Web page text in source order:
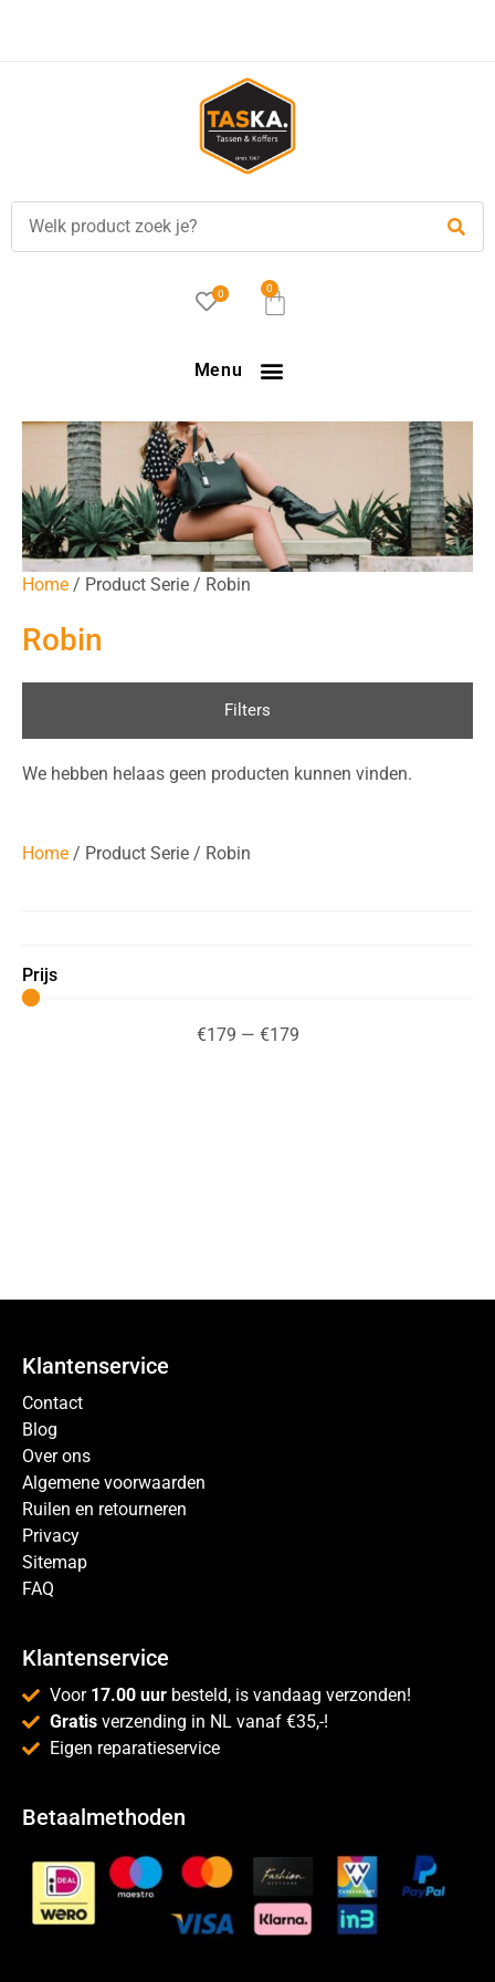
besteld, is vandaag verzonden!
0 0
Menu
Prijs
€179 — €179
Home / Product Serie / Robin
Robin
Filters
We hebben helaas geen producten kunnen vinden.
Home / Product Serie / Robin
Klantenservice
Contact
Blog
Over ons
Algemene voorwaarden
Ruilen en retourneren
Privacy
Sitemap
FAQ
Klantenservice
Voor 17.00 uur besteld, is vandaag verzonden!
Gratis verzending in NL vanaf €35,-!
Eigen reparatieservice
Betaalmethoden